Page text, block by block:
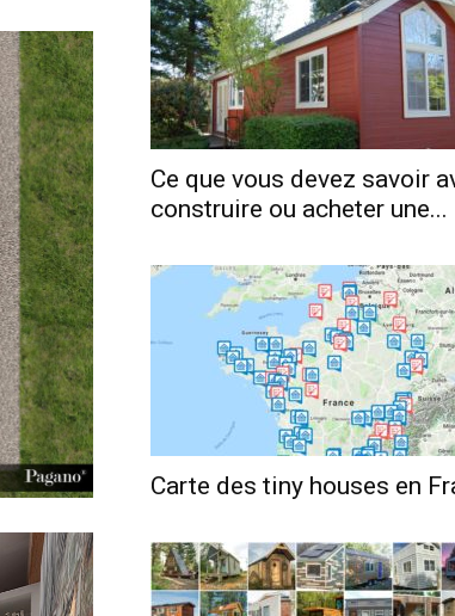
Ce que vous devez savoir
construire ou acheter une...
Carte des tiny houses en